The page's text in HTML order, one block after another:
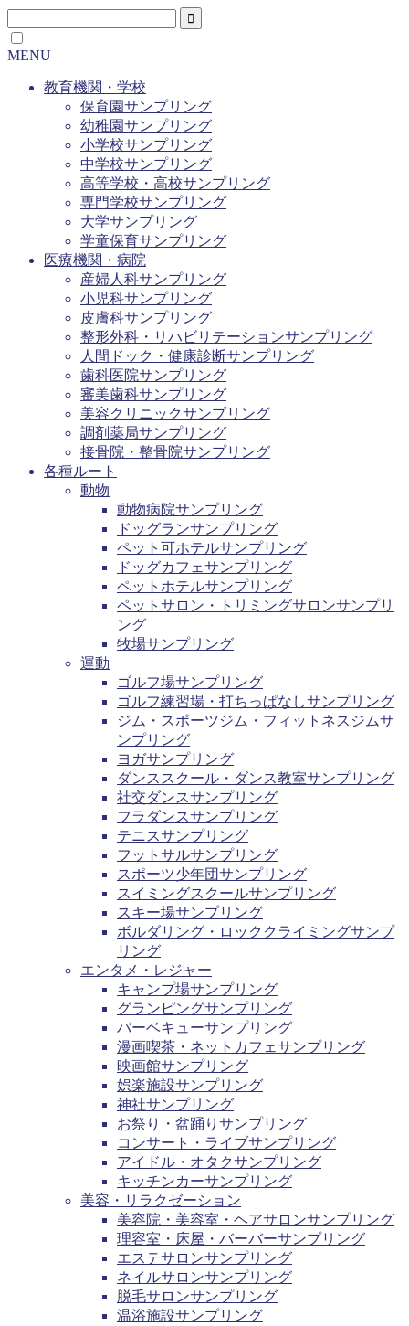
MENU
教育機関・学校
保育園サンプリング
幼稚園サンプリング
小学校サンプリング
中学校サンプリング
高等学校・高校サンプリング
専門学校サンプリング
大学サンプリング
学童保育サンプリング
医療機関・病院
産婦人科サンプリング
小児科サンプリング
皮膚科サンプリング
整形外科・リハビリテーションサンプリング
人間ドック・健康診断サンプリング
歯科医院サンプリング
審美歯科サンプリング
美容クリニックサンプリング
調剤薬局サンプリング
接骨院・整骨院サンプリング
各種ルート
動物
動物病院サンプリング
ドッグランサンプリング
ペット可ホテルサンプリング
ドッグカフェサンプリング
ペットホテルサンプリング
ペットサロン・トリミングサロンサンプリ
ング
牧場サンプリング
運動
ゴルフ場サンプリング
ゴルフ練習場・打ちっぱなしサンプリング
ジム・スポーツジム・フィットネスジムサ
ンプリング
ヨガサンプリング
ダンススクール・ダンス教室サンプリング
社交ダンスサンプリング
フラダンスサンプリング
テニスサンプリング
フットサルサンプリング
スポーツ少年団サンプリング
スイミングスクールサンプリング
スキー場サンプリング
ボルダリング・ロッククライミングサンプ
リング
エンタメ・レジャー
キャンプ場サンプリング
グランピングサンプリング
バーベキューサンプリング
漫画喫茶・ネットカフェサンプリング
映画館サンプリング
娯楽施設サンプリング
神社サンプリング
お祭り・盆踊りサンプリング
コンサート・ライブサンプリング
アイドル・オタクサンプリング
キッチンカーサンプリング
美容・リラクゼーション
美容院・美容室・ヘアサロンサンプリング
理容室・床屋・バーバーサンプリング
エステサロンサンプリング
ネイルサロンサンプリング
脱毛サロンサンプリング
温浴施設サンプリング